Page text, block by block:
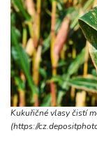
Kukuřičné vlasy čistí
(https://